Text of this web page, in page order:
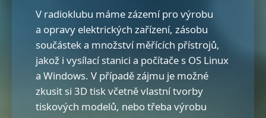
V radioklubu máme zázemí pro výrobu
a opravy elektrických zařízení, zásobu
součástek a množství měřících přístrojů,
jakož i vysílací stanici a počítače s OS Linux
a Windows. V případě zájmu je možné
zkusit si 3D tisk včetně vlastní tvorby
tiskových modelů, nebo třeba výrobu